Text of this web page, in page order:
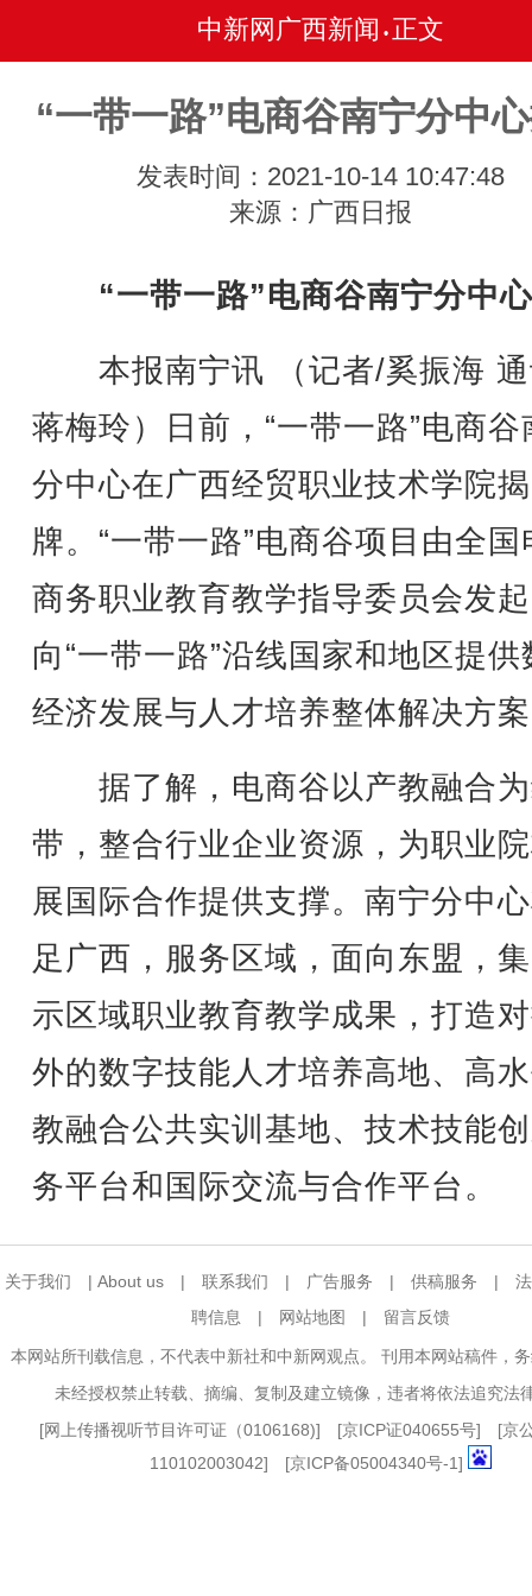
中新网广西新闻 • 正文
“一带一路”电商谷南宁分中
发表时间：2021-10-14 10:47:48
来源：广西日报
“一带一路”电商谷南宁分中
本报南宁讯 （记者/奚振海 通
蒋梅玲）日前，“一带一路”电商谷
分中心在广西经贸职业技术学院揭
牌。“一带一路”电商谷项目由全国
商务职业教育教学指导委员会发
向“一带一路”沿线国家和地区提供
经济发展与人才培养整体解决方
据了解，电商谷以产教融合
带，整合行业企业资源，为职业
展国际合作提供支撑。南宁分中
足广西，服务区域，面向东盟，
示区域职业教育教学成果，打造
外的数字技能人才培养高地、高
教融合公共实训基地、技术技能
务平台和国际交流与合作平台。
关于我们 | About us | 联系我们 | 广告服务 | 供稿服务 |
聘信息
| 网站地图 | 留言反馈
本网站所刊载信息，不代表中新社和中新网观点。 刊用本网站稿件，
未经授权禁止转载、摘编、复制及建立镜像，违者将依法追究法
[网上传播视听节目许可证（0106168)] [京ICP证040655号] [京
110102003042] [京ICP备05004340号-1]